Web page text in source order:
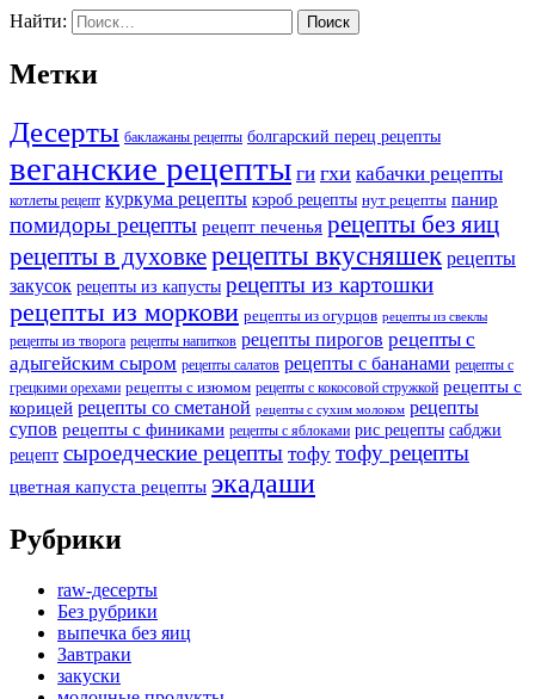
Найти:
Метки
Десерты баклажаны рецепты болгарский перец рецепты
веганские рецепты ги гхи кабачки рецепты
котлеты рецепт куркума рецепты кэроб рецепты нут рецепты панир
помидоры рецепты рецепт печенья рецепты без яиц
рецепты в духовкерецепты вкусняшек рецепты
закусок рецепты из капусты рецепты из картошки
рецепты из моркови рецепты из огурцов рецепты из свеклы
рецепты из творога рецепты напитков рецепты пирогов рецепты с
адыгейским сыром рецепты салатов рецепты с бананами рецепты с
грецкими орехами рецепты с изюмом рецепты с кокосовой стружкой рецепты с
корицей рецепты со сметаной рецепты с сухим молоком рецепты
супов рецепты с финиками рецепты с яблоками рис рецепты сабджи
рецепт сыроедческие рецепты тофу тофу рецепты
цветная капуста рецепты экадаши
Рубрики
raw-десерты
Без рубрики
выпечка без яиц
Завтраки
закуски